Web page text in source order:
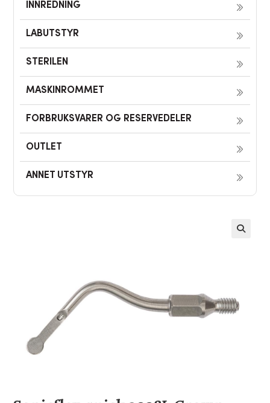
INNREDNING
LABUTSTYR
STERILEN
MASKINROMMET
FORBRUKSVARER OG RESERVEDELER
OUTLET
ANNET UTSTYR